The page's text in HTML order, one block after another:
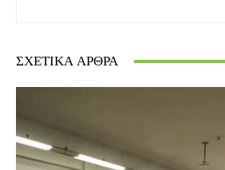
ΣΧΕΤΙΚΆ ΆΡΘΡΑ